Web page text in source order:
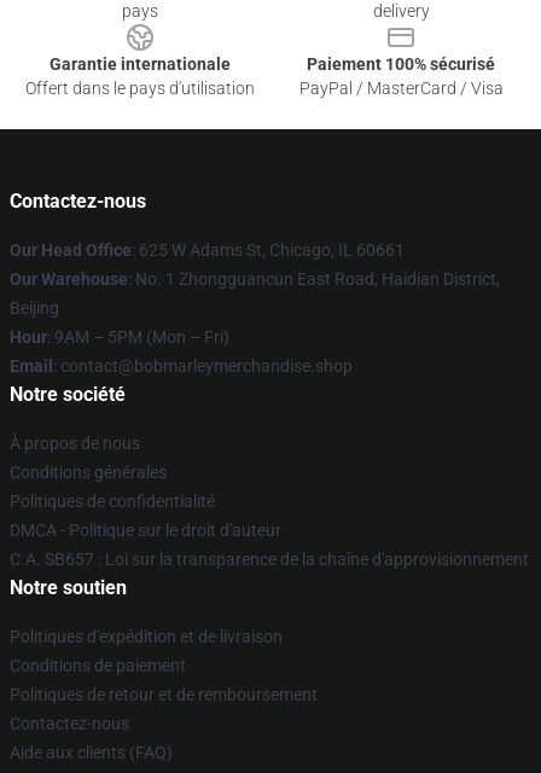
pays
delivery
Garantie internationale
Offert dans le pays d'utilisation
Paiement 100% sécurisé
PayPal / MasterCard / Visa
Contactez-nous
Our Head Office: 625 W Adams St, Chicago, IL 60661
Our Warehouse: No. 1 Zhongguancun East Road, Haidian District,
Beijing
Hour: 9AM – 5PM (Mon – Fri)
Email : contact@bobmarleymerchandise.shop
Notre société
À propos de nous
Conditions générales
Politiques de confidentialité
DMCA - Politique sur le droit d'auteur
C.A. SB657 : Loi sur la transparence de la chaîne d'approvisionnement
Notre soutien
Politiques d'expédition et de livraison
Conditions de paiement
Politiques de retour et de remboursement
Contactez-nous
Aide aux clients (FAQ)